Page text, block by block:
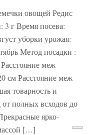
овощей Редис
г Время посева:
уборки урожая:
Метод посадки :
меж
см Расстояние меж
товарность и
полных всходов до
ярко-
[…]